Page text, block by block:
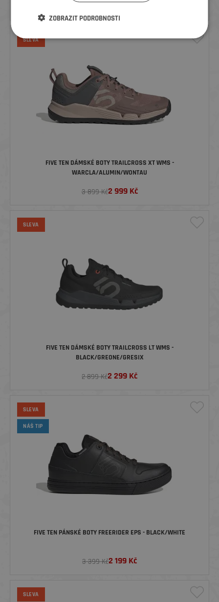
1 999Kč
SLEVA
FIVE TEN DÁMSKÉ BOTY TRAILCROSS XT WMS -
WARCLA/ALUMIN/WONTAU
3 899 Kč2 999Kč
SLEVA
FIVE TEN DÁMSKÉ BOTY TRAILCROSS LT WMS -
BLACK/GREONE/GRESIX
2 899 Kč2 299 Kč
SLEVA
NÁŠ TIP
FIVE TEN PÁNSKÉ BOTY FREERIDER EPS - BLACK/WHITE
3 399 Kč2 199 Kč
SLEVA
ZOBRAZIT PODROBNOSTI